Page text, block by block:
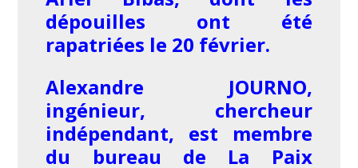
dépouilles ont été
rapatriées le 20 février.
Alexandre JOURNO,
ingénieur, chercheur
indépendant, est membre
du bureau de La Paix